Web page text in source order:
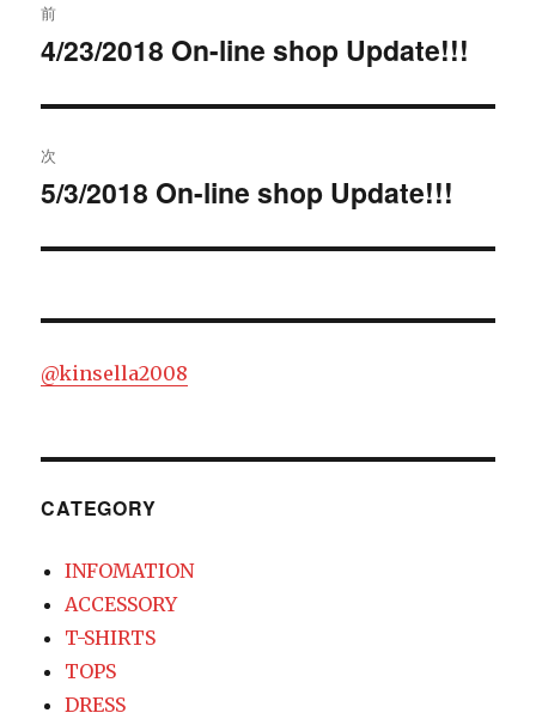
稿
ビ
ゲ
ー
ン
前
過
の
投
稿:
4/23/2018 On-line shop Update!!!
次
次
投
5/3/2018 On-line shop Update!!!
@kinsella2008
CATEGORY
INFOMATION
ACCESSORY
T-SHIRTS
TOPS
DRESS